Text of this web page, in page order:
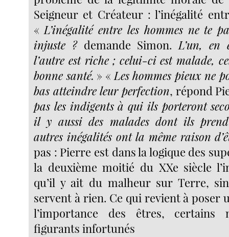
Seigneur et Créateur : l’inégalité
«L’inégalité entre les hommes ne te
injuste ? demande Simon.L’un, en
l’autre est riche ; celui-ci est malade,
bonne santé. » «Les hommes pieux ne
bas atteindre leur perfection, répond
pas les indigents à qui ils porteront
il y aussi des malades dont ils
autres inégalités ont la même raison
pas : Pierre est dans la logique des
la deuxième moitié du XXe siècle
qu’il y ait du malheur sur Terre,
servent à rien. Ce qui revient à poser
l’importance des êtres, certains
figurants infortunés